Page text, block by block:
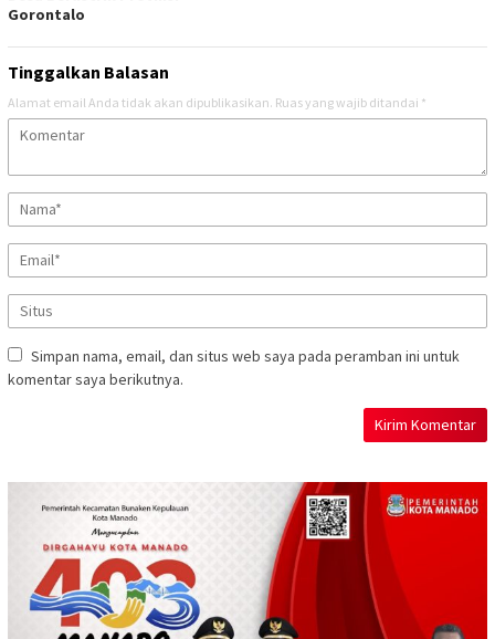
Gorontalo
Tinggalkan Balasan
Alamat email Anda tidak akan dipublikasikan. Ruas yang wajib ditandai *
Simpan nama, email, dan situs web saya pada peramban ini untuk
komentar saya berikutnya.